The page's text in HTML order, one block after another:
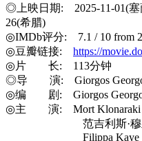
◎上映日期: 2025-11-01(塞
26(希腊)
◎IMDb评分: 7.1 / 10 from
◎豆瓣链接: https://
◎片 长: 113分钟
◎导 演: Giorgos
◎编 剧: Giorgos
◎主 演: Mort Klonaraki
范吉利斯·穆里基斯
Filippa Kaye